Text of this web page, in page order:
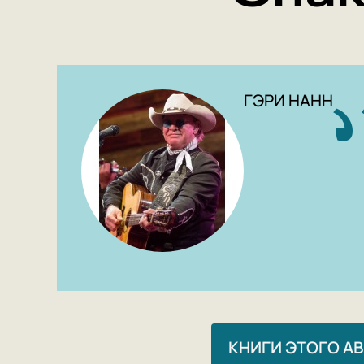
ГЭРИ НАНН
КНИГИ ЭТОГО